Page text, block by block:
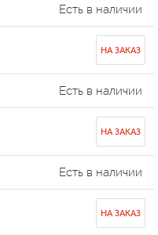
Есть в наличии
НА ЗАКАЗ
Есть в наличии
НА ЗАКАЗ
Есть в наличии
НА ЗАКАЗ